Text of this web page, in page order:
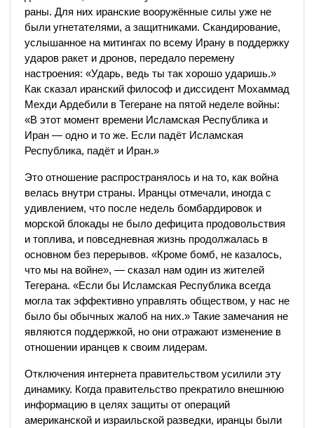
раны. Для них иранские вооружённые силы уже не
были угнетателями, а защитниками. Скандирование,
услышанное на митингах по всему Ирану в поддержку
ударов ракет и дронов, передало перемену
настроения: «Ударь, ведь ты так хорошо ударишь.»
Как сказал иранский философ и диссидент Мохаммад
Мехди Ардебили в Тегеране на пятой неделе войны:
«В этот момент времени Исламская Республика и
Иран — одно и то же. Если падёт Исламская
Республика, падёт и Иран.»
Это отношение распространялось и на то, как война
велась внутри страны. Иранцы отмечали, иногда с
удивлением, что после недель бомбардировок и
морской блокады не было дефицита продовольствия
и топлива, и повседневная жизнь продолжалась в
основном без перерывов. «Кроме бомб, не казалось,
что мы на войне», — сказал нам один из жителей
Тегерана. «Если бы Исламская Республика всегда
могла так эффективно управлять обществом, у нас не
было бы обычных жалоб на них.» Такие замечания не
являются поддержкой, но они отражают изменение в
отношении иранцев к своим лидерам.
Отключения интернета правительством усилили эту
динамику. Когда правительство прекратило внешнюю
информацию в целях защиты от операций
американской и израильской разведки, иранцы были